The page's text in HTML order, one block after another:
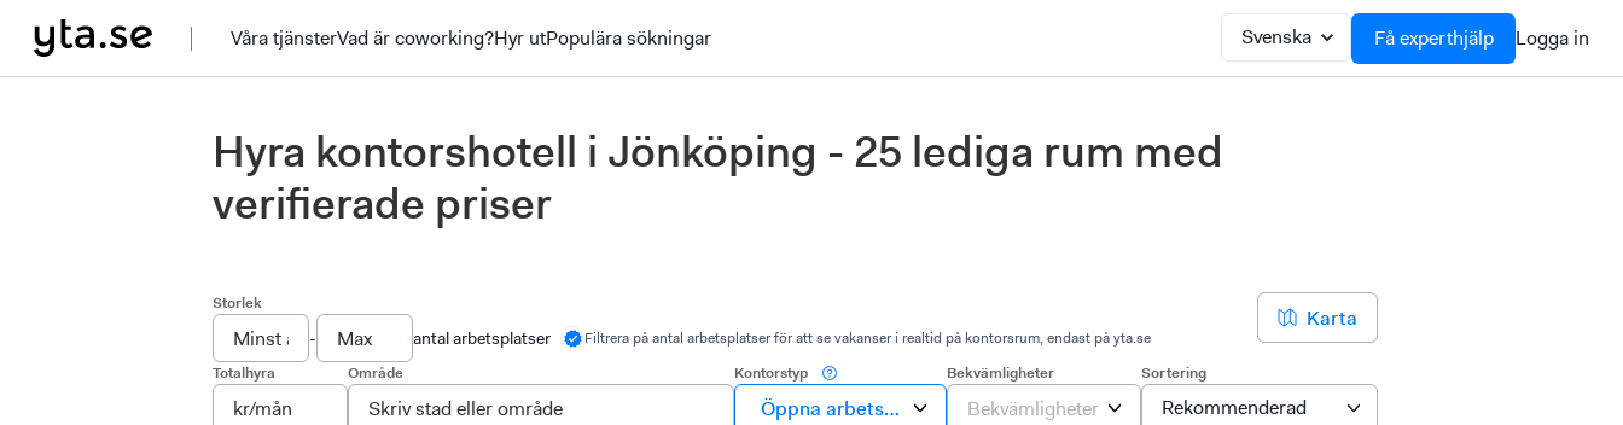
Våra tjänsterVad är coworking?Hyr utPopulära sökningar Få experthjälp Logga in
Hyra kontorshotell i Jönköping - 25 lediga rum med
verifierade priser
Storlek
- antal arbetsplatser Filtrera på antal arbetsplatser för att se vakanser i realtid på kontorsrum, endast på yta.se
Karta
Totalhyra Område Kontorstyp
Öppna arbetsplatser, Kontorsrum, Egen avdelning
Bekvämligheter
Bekvämligheter
Sortering